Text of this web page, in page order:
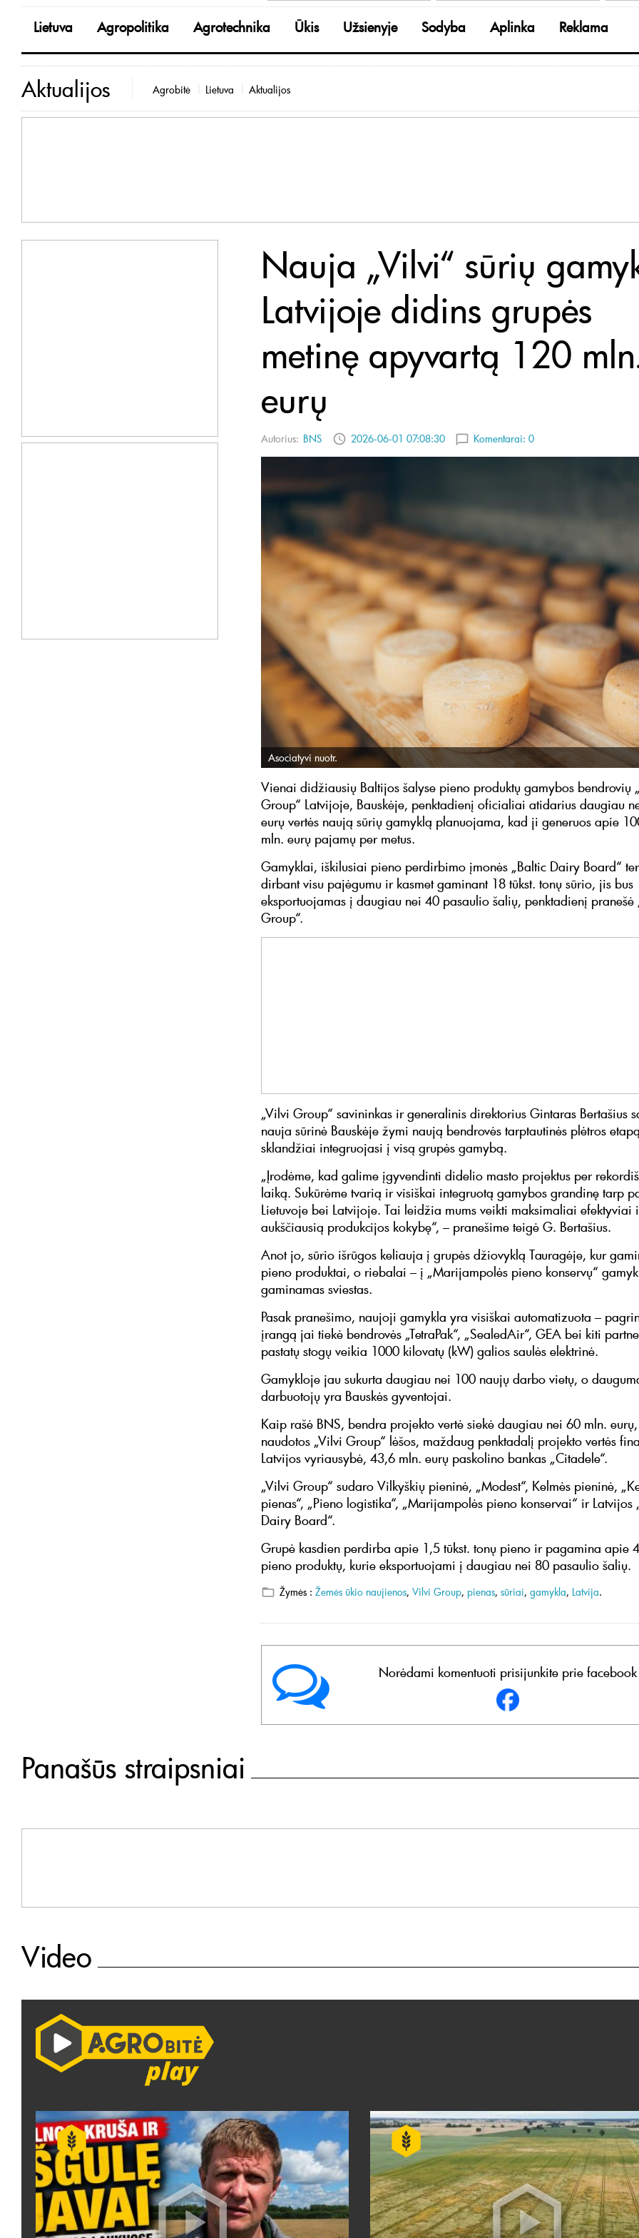
Lietuva Agropolitika Agrotechnika Ūkis Užsienyje Sodyba Aplinka Reklama
Aktualijos Agrobitė Lietuva Aktualijos
Nauja „Vilvi“ sūrių
Latvijoje didins grupės
metinę apyvartą 120
eurų
Autorius: BNS 2026-06-01 07:08:30 Komentarai: 0
Asociatyvi nuotr.
Vienai didžiausių Baltijos šalyse pieno produktų gamybos bendrovių
Group“ Latvijoje, Bauskėje, penktadienį oficialiai atidarius daugiau
eurų vertės naują sūrių gamyklą planuojama, kad ji generuos apie
mln. eurų pajamų per metus.
Gamyklai, iškilusiai pieno perdirbimo įmonės „Baltic Dairy Board“
dirbant visu pajėgumu ir kasmet gaminant 18 tūkst. tonų sūrio, jis bus
eksportuojamas į daugiau nei 40 pasaulio šalių, penktadienį pranešė
Group“.
„Vilvi Group“ savininkas ir generalinis direktorius Gintaras Bertašius
nauja sūrinė Bauskėje žymi naują bendrovės tarptautinės plėtros
sklandžiai integruojasi į visą grupės gamybą.
„Įrodėme, kad galime įgyvendinti didelio masto projektus per
laiką. Sukūrėme tvarią ir visiškai integruotą gamybos grandinę tarp
Lietuvoje bei Latvijoje. Tai leidžia mums veikti maksimaliai efektyviai
aukščiausią produkcijos kokybę“, – pranešime teigė G. Bertašius.
Anot jo, sūrio išrūgos keliauja į grupės džiovyklą Tauragėje, kur
pieno produktai, o riebalai – į „Marijampolės pieno konservų“
gaminamas sviestas.
Pasak pranešimo, naujoji gamykla yra visiškai automatizuota –
įrangą jai tiekė bendrovės „TetraPak“, „SealedAir“, GEA bei kiti
pastatų stogų veikia 1000 kilovatų (kW) galios saulės elektrinė.
Gamykloje jau sukurta daugiau nei 100 naujų darbo vietų, o
darbuotojų yra Bauskės gyventojai.
Kaip rašė BNS, bendra projekto vertė siekė daugiau nei 60 mln.
naudotos „Vilvi Group“ lėšos, maždaug penktadalį projekto vertės
Latvijos vyriausybė, 43,6 mln. eurų paskolino bankas „Citadele“.
„Vilvi Group“ sudaro Vilkyškių pieninė, „Modest“, Kelmės pieninė,
pienas“, „Pieno logistika“, „Marijampolės pieno konservai“ ir Latvijos
Dairy Board“.
Grupė kasdien perdirba apie 1,5 tūkst. tonų pieno ir pagamina apie
pieno produktų, kurie eksportuojami į daugiau nei 80 pasaulio šalių.
Žymės : Žemės ūkio naujienos, Vilvi Group, pienas, sūriai, gamykla, Latvija.
Norėdami komentuoti prisijunkite prie facebook
Panašūs straipsniai
Video